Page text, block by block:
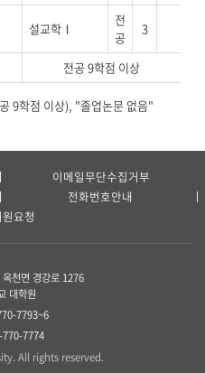
설교학Ⅰ
전
공
3
전공 9학점 이상
9학점 이상), "졸업논문 없음"
이메일무단수집거부
전화번호안내
요청
천면 경강로 1276
대학원
7793~6
7774
All rights reserved.